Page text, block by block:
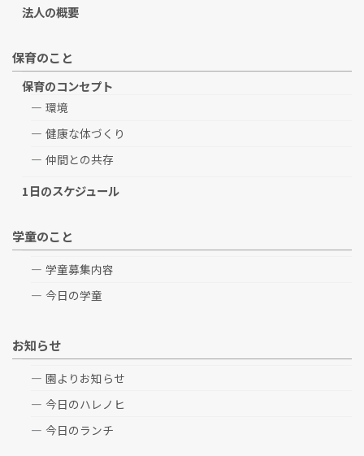
法人の概要
保育のこと
保育のコンセプト
環境
健康な体づくり
仲間との共存
1日のスケジュール
学童のこと
学童募集内容
今日の学童
お知らせ
園よりお知らせ
今日のハレノヒ
今日のランチ